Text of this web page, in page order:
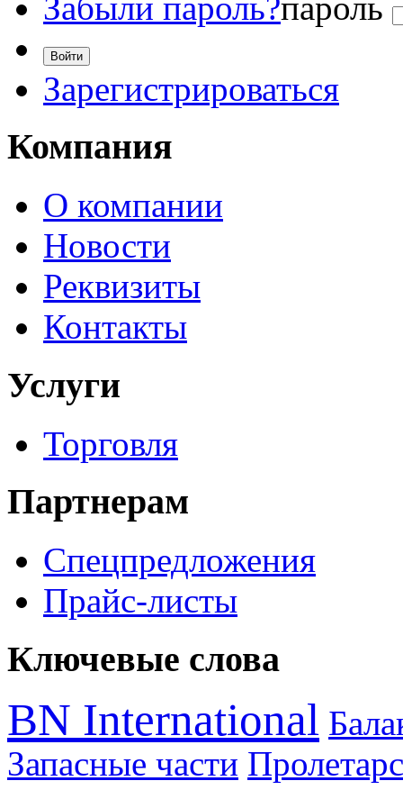
Зарегистрироваться
Компания
О компании
Новости
Реквизиты
Контакты
Услуги
Торговля
Партнерам
Спецпредложения
Прайс-листы
Ключевые слова
BN International
Запасные части